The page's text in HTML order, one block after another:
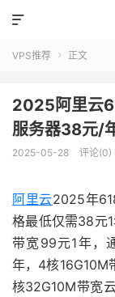

VPS推荐  正文
2025阿里云
服务器38元/
2025-05-28 评论(0)
阿里云2025年
格最低仅需38元
带宽99元1年，
年，4核16G10M
核32G10M带宽